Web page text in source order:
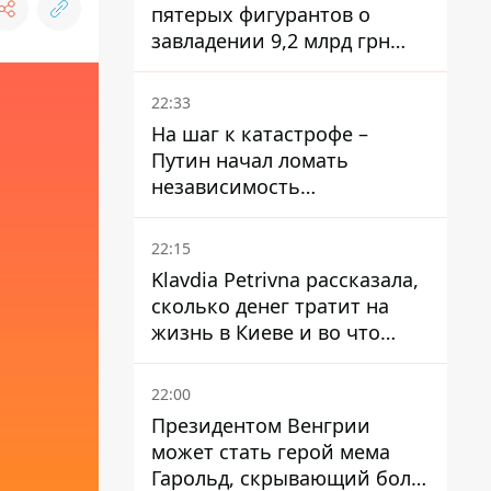
пятерых фигурантов о
завладении 9,2 млрд грн
ПриватБанка направили в
суд
22:33
На шаг к катастрофе –
Путин начал ломать
независимость
собственного Центробанка,
заставив снизить базовую
ставку
22:15
Klavdia Petrivna рассказала,
сколько денег тратит на
жизнь в Киеве и во что
вкладывает миллионы
22:00
Президентом Венгрии
может стать герой мема
Гарольд, скрывающий боль